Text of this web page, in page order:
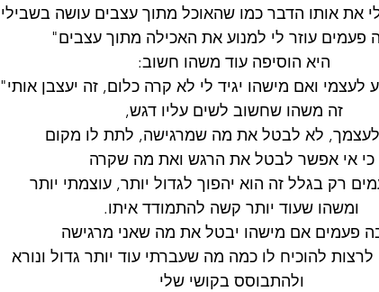
את אותו הדבר כמו שהאוכל מתוך עצבים עושה בשבילי
פעמים עוזר לי למנוע את האכילה מתוך עצבים"
היא הוסיפה עוד משהו חשוב:
לעצמי ואם מישהו יגיד לי לא קרה כלום, זה יעצבן אותי"
זה משהו שחשוב לשים עליו דגש,
לא לבטל את מה שמרגישה, לתת לו מקום
כי אי אפשר לבטל את הרגש ואת מה שקרה
רק בגלל זה הוא יהפוך לגדול יותר, עוצמתי יותר
ומשהו שעוד יותר קשה להתמודד איתו.
פעמים אם מישהו יבטל את מה שאני מרגישה
לרצות להוכיח לו כמה מה שעברתי עוד יותר גדול ונורא
ולהתבוסס בקושי שלי